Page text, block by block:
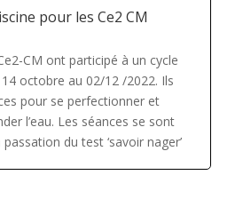
pour les Ce2 CM
CM ont participé à un cycle
octobre au 02/12 /2022. Ils
pour se perfectionner et
l’eau. Les séances se sont
du test ‘savoir nager’